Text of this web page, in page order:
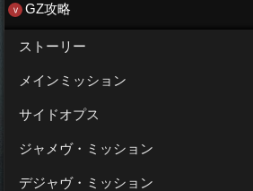
GZ攻略
ストーリー
メインミッション
サイドオプス
ジャメヴ・ミッション
デジャヴ・ミッション